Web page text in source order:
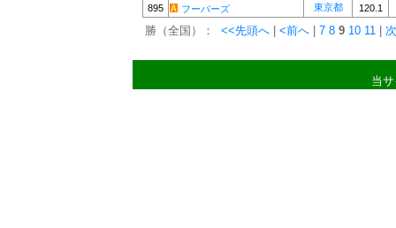
895 フーバーズ 東京都 120.1
勝（全国）： <<先頭へ <前へ 7 8 9 10 11
当